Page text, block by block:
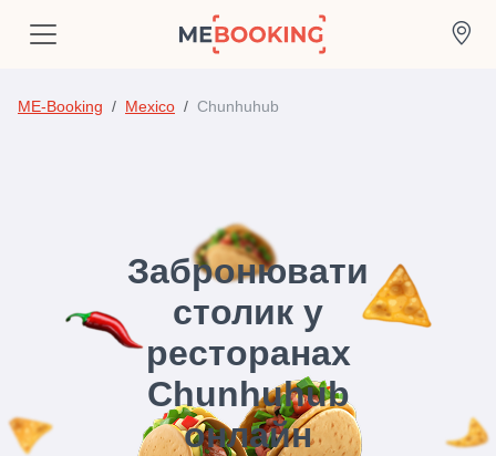
ME-Booking Mexico Chunhuhub
Забронювати
столик у
ресторанах
Chunhuhub
онлайн